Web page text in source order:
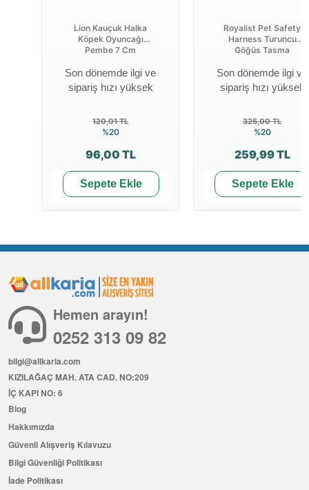
Lion Kauçuk Halka
Köpek Oyuncağı
Pembe 7 Cm
Son dönemde ilgi ve
sipariş hızı yüksek
120,01 TL
%20
96,00 TL
Sepete Ekle
Royalist Pet Safety
Harness Turuncu
Göğüs Tasma
Son dönemde ilgi ve
sipariş hızı yüksek
325,00 TL
%20
259,99 TL
Sepete Ekle
Hemen arayın!
0252 313 09 82
bilgi@allkaria.com
KIZILAĞAÇ MAH. ATA CAD. NO:209
İÇ KAPI NO: 6
Blog
Hakkımızda
Güvenli Alışveriş Kılavuzu
Bilgi Güvenliği Politikası
İade Politikası